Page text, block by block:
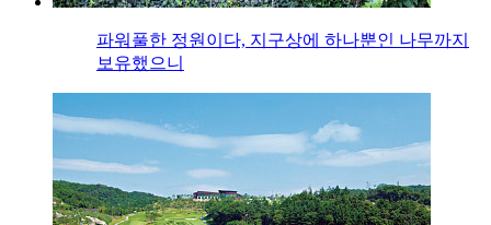
파워풀한 정원이다, 지구상에 하나뿐인 나무까지
보유했으니